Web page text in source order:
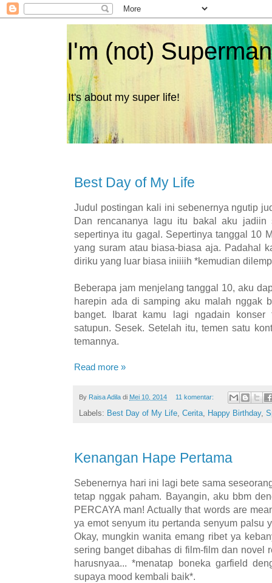
I'm (not)
It's about my super life!
Best Day of My Life
Judul postingan kali ini sebenernya ngutip
Dan rencananya lagu itu bakal aku jadiin
sepertinya itu gagal. Sepertinya tanggal 10
yang suram atau biasa-biasa aja. Padahal
diriku yang luar biasa iniiiih *kemudian
Beberapa jam menjelang tanggal 10, aku
harepin ada di samping aku malah nggak
banget. Ibarat kamu lagi ngadain konser
satupun. Sesek. Setelah itu, temen satu
temannya.
Read more »
By Raisa Adila di Mei 10, 2014 11 komentar:
Labels: Best Day of My Life, Cerita, Happy Birthday,
Kenangan Hape Pertama
Sebenernya hari ini lagi bete sama
tetap nggak paham. Bayangin, aku bbm
PERCAYA man! Actually that words are
ya emot senyum itu pertanda senyum palsu
Okay, mungkin wanita emang ribet ya
sering banget dibahas di film-film dan novel
harusnyaa... *menatap boneka garfield
supaya mood kembali baik*.